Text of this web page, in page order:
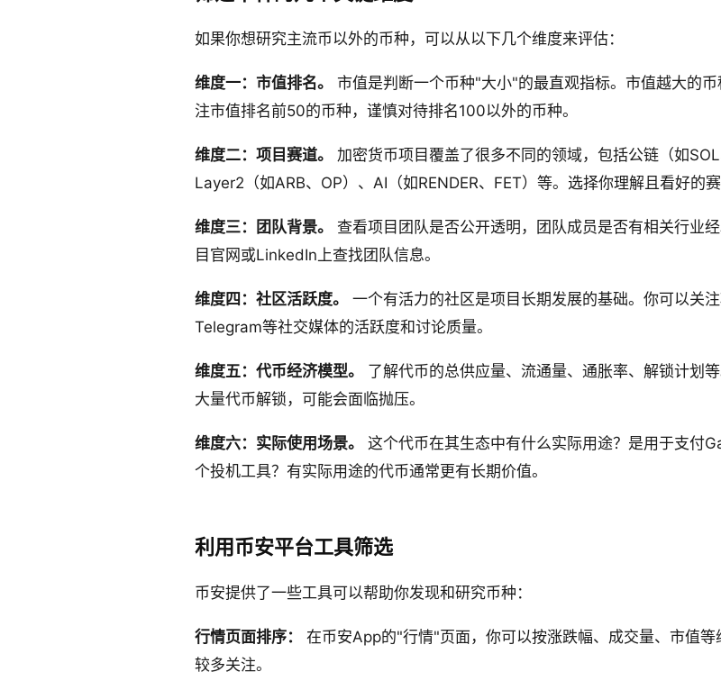
如果你想研究主流币以外的币种，可以从以下几个维度来评估：
维度一：市值排名。
市值是判断一个币种"大小"的最直观指标。市值越大的
注市值排名前50的币种，谨慎对待排名100以外的币种。
维度二：项目赛道。
加密货币项目覆盖了很多不同的领域，包括公链（如
Layer2（如ARB、OP）、AI（如RENDER、FET）等。选择你理解且看好的
维度三：团队背景。
查看项目团队是否公开透明，团队成员是否有相关行业
目官网或LinkedIn上查找团队信息。
维度四：社区活跃度。
一个有活力的社区是项目长期发展的基础。你可以关
Telegram等社交媒体的活跃度和讨论质量。
维度五：代币经济模型。
了解代币的总供应量、流通量、通胀率、解锁计划
大量代币解锁，可能会面临抛压。
维度六：实际使用场景。
这个代币在其生态中有什么实际用途？是用于支付
个投机工具？有实际用途的代币通常更有长期价值。
利用币安平台工具筛选
币安提供了一些工具可以帮助你发现和研究币种：
行情页面排序：
在币安App的"行情"页面，你可以按涨跌幅、成交量、市值
较多关注。